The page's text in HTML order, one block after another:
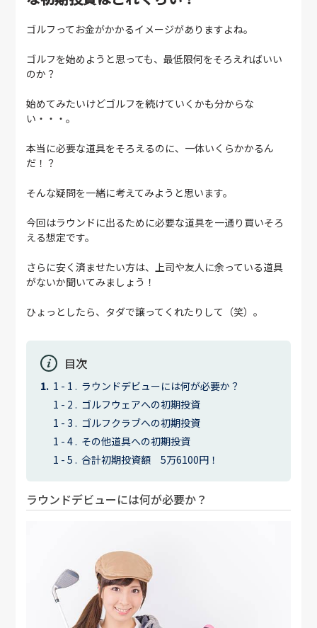
ゴルフってお金がかかるイメージがありますよね。
ゴルフを始めようと思っても、最低限何をそろえればいい
のか？
始めてみたいけどゴルフを続けていくかも分からな
い・・・。
本当に必要な道具をそろえるのに、一体いくらかかるん
だ！？
そんな疑問を一緒に考えてみようと思います。
今回はラウンドに出るために必要な道具を一通り買いそろ
える想定です。
さらに安く済ませたい方は、上司や友人に余っている道具
がないか聞いてみましょう！
ひょっとしたら、タダで譲ってくれたりして（笑）。
目次
ラウンドデビューには何が必要か？
ゴルフウェアへの初期投資
ゴルフクラブへの初期投資
その他道具への初期投資
合計初期投資額 5万6100円！
ラウンドデビューには何が必要か？